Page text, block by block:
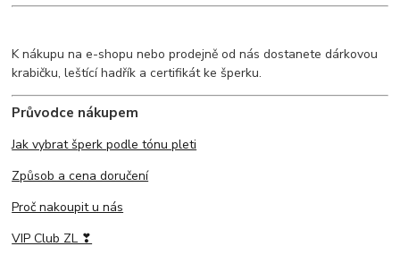
K nákupu na e-shopu nebo prodejně od nás dostanete dárkovou
krabičku, leštící hadřík a certifikát ke šperku.
Průvodce nákupem
Jak vybrat šperk podle tónu pleti
Způsob a cena doručení
Proč nakoupit u nás
VIP Club ZL ❣